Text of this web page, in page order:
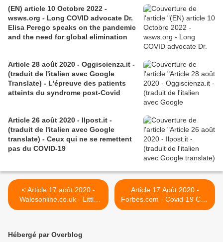
(EN) article 10 Octobre 2022 -
wsws.org - Long COVID advocate Dr.
Elisa Perego speaks on the pandemic
and the need for global elimination
Article 28 août 2020 - Oggiscienza.it -
(traduit de l'italien avec Google
Translate) - L'épreuve des patients
atteints du syndrome post-Covid
Article 26 août 2020 - Ilpost.it -
(traduit de l'italien avec Google
translate) - Ceux qui ne se remettent
pas du COVID-19
< Article 17 août 2020 -
Walesonline.co.uk - Little
known 'long haul' Covid
Article 17 Août 2020 -
Forbes.com - Covid-19 Can
Cause Heart Damage—
Hébergé par Overblog